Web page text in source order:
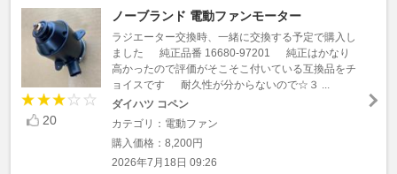
20
ノーブランド 電動ファンモーター
ラジエーター交換時、一緒に交換する予定で購入し
ました 純正品番 16680-97201 純正はかなり
高かったので評価がそこそこ付いている互換品をチ
ョイスです 耐久性が分からないので☆３ ...
ダイハツ コペン
カテゴリ：電動ファン
購入価格：8,200円
2026年7月18日 09:26